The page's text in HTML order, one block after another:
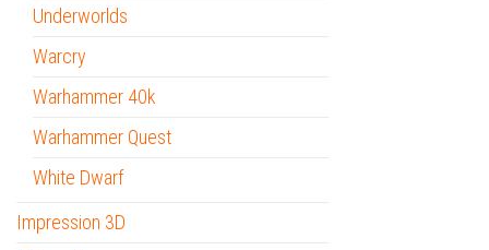
Underworlds
Warcry
Warhammer 40k
Warhammer Quest
White Dwarf
Impression 3D